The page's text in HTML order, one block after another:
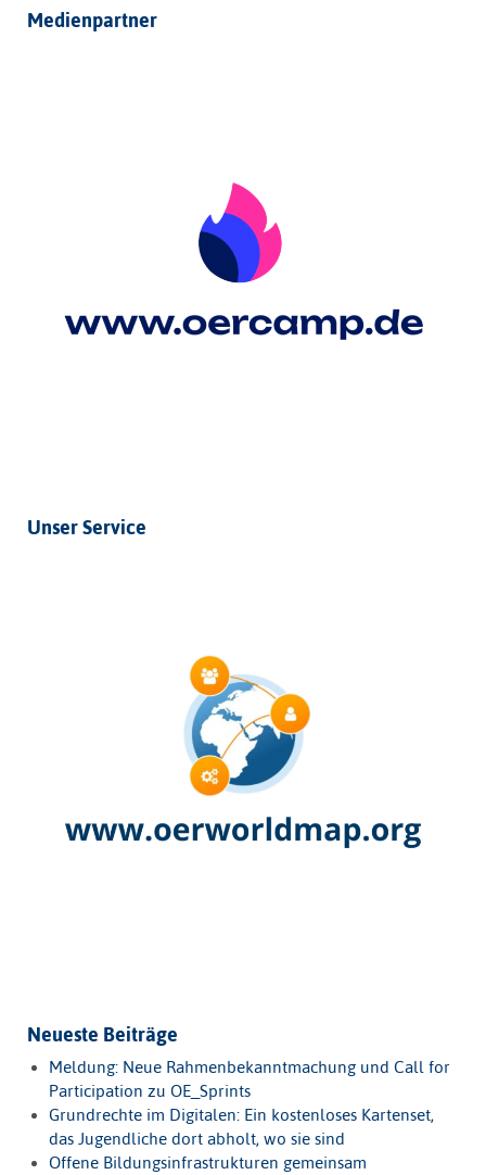
Medienpartner
Unser Service
Neueste Beiträge
Meldung: Neue Rahmenbekanntmachung und Call for
Participation zu OE_Sprints
Grundrechte im Digitalen: Ein kostenloses Kartenset,
das Jugendliche dort abholt, wo sie sind
Offene Bildungsinfrastrukturen gemeinsam